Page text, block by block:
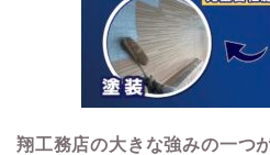
翔工務店の大きな強みの一つ